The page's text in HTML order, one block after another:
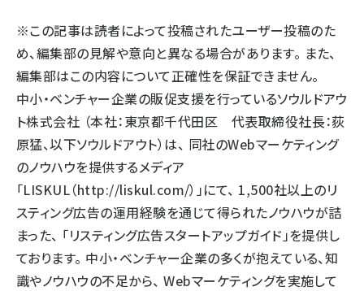
※この記事は読者によって投稿されたユーザー投稿のた
め、編集部の見解や意向と異なる場合があります。 また、
編集部はこの内容について正確性を保証できません。
中小・ベンチャー企業の販促支援を行っているソウルドアウ
ト株式会社 （本社：東京都千代田区 代表取締役社長：荻
原猛、以下ソウルドアウト）は、 同社のWebマーケティング
のノウハウを提供するメディア
「LISKUL（http://liskul.com/）」にて、 1,500社以上のリ
スティング広告の運用経験を通じて得られたノウハウが詰
まった、 「リスティング広告スタートアップガイド」を提供し
ております。 中小・ベンチャー企業の多くが抱えている、知
識やノウハウの不足から、 Webマーケティングを実施して